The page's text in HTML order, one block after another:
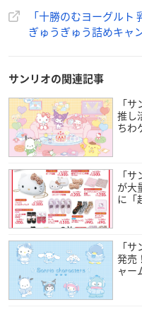
ターズもぎゅうぎゅ
【発売日】
【内容量】
900g
【価格】
オープン価格
【販売地区】
全国（沖縄を除く）
「十勝のむヨーグルト
ぎゅうぎゅう詰めキャ
サンリオの関連記事
「
推し
ちわ
「
が大
に「
「
発売
ャー